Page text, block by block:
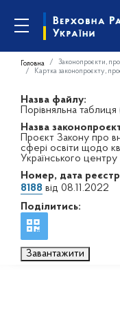
Головна Законопроєкти,
Картка законопроєкту,
Назва файлу:
Порівняльна
Назва
Проєкт Закону про
сфері освіти щодо
Українського центру
Номер, дата
8188 від 08.11.2022
Поділитись:
Завантажити